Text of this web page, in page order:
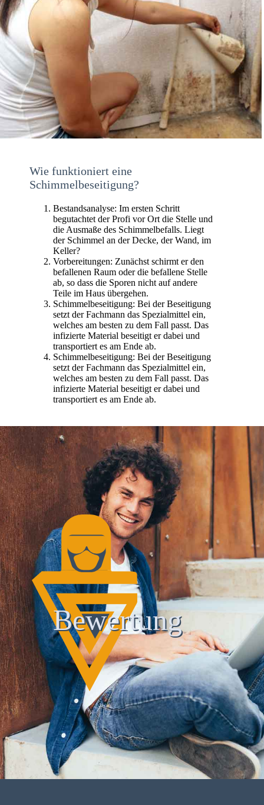
Wie funktioniert eine
Schimmelbeseitigung?
Bestandsanalyse: Im ersten Schritt
begutachtet der Profi vor Ort die Stelle und
die Ausmaße des Schimmelbefalls. Liegt
der Schimmel an der Decke, der Wand, im
Keller?
Vorbereitungen: Zunächst schirmt er den
befallenen Raum oder die befallene Stelle
ab, so dass die Sporen nicht auf andere
Teile im Haus übergehen.
Schimmelbeseitigung: Bei der Beseitigung
setzt der Fachmann das Spezialmittel ein,
welches am besten zu dem Fall passt. Das
infizierte Material beseitigt er dabei und
transportiert es am Ende ab.
Schimmelbeseitigung: Bei der Beseitigung
setzt der Fachmann das Spezialmittel ein,
welches am besten zu dem Fall passt. Das
infizierte Material beseitigt er dabei und
transportiert es am Ende ab.
Bewertung